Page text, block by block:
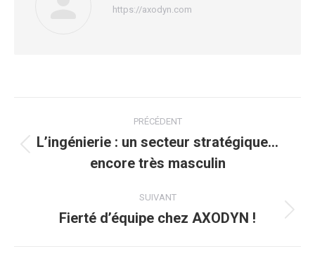
https://axodyn.com
article
PRÉCÉDENT
précédent
L’ingénierie : un secteur stratégique…
encore très masculin
SUIVANT
Article
Fierté d’équipe chez AXODYN !